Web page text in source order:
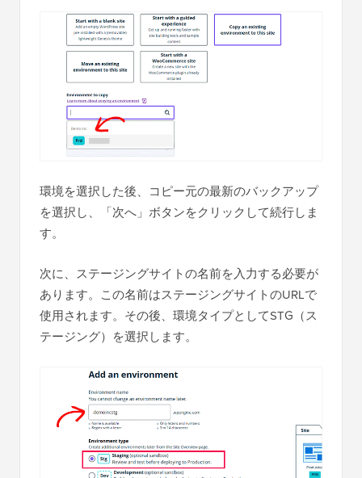
環境を選択した後、コピー元の最新のバックアップ
を選択し、「次へ」ボタンをクリックして続行しま
す。
次に、ステージングサイトの名前を入力する必要が
あります。この名前はステージングサイトのURLで
使用されます。その後、環境タイプとしてSTG（ス
テージング）を選択します。